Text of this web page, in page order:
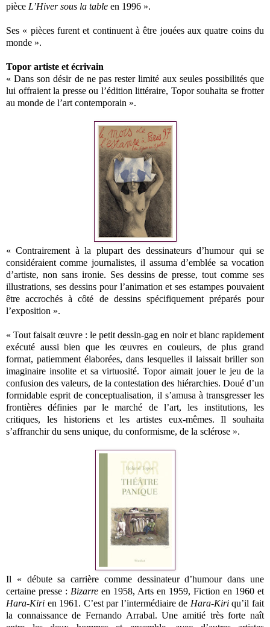
pièce L’Hiver sous la table en 1996 ».
Ses « pièces furent et continuent à être jouées aux quatre coins du
monde ».
Topor artiste et écrivain
« Dans son désir de ne pas rester limité aux seules possibilités que
lui offraient la presse ou l’édition littéraire, Topor souhaita se frotter
au monde de l’art contemporain ».
« Contrairement à la plupart des dessinateurs d’humour qui se
considéraient comme journalistes, il assuma d’emblée sa vocation
d’artiste, non sans ironie. Ses dessins de presse, tout comme ses
illustrations, ses dessins pour l’animation et ses estampes pouvaient
être accrochés à côté de dessins spécifiquement préparés pour
l’exposition ».
« Tout faisait œuvre : le petit dessin-gag en noir et blanc rapidement
exécuté aussi bien que les œuvres en couleurs, de plus grand
format, patiemment élaborées, dans lesquelles il laissait briller son
imaginaire insolite et sa virtuosité. Topor aimait jouer le jeu de la
confusion des valeurs, de la contestation des hiérarchies. Doué d’un
formidable esprit de conceptualisation, il s’amusa à transgresser les
frontières définies par le marché de l’art, les institutions, les
critiques, les historiens et les artistes eux-mêmes. Il souhaita
s’affranchir du sens unique, du conformisme, de la sclérose ».
Il « débute sa carrière comme dessinateur d’humour dans une
certaine presse : Bizarre en 1958, Arts en 1959, Fiction en 1960 et
Hara-Kiri en 1961. C’est par l’intermédiaire de Hara-Kiriqu’il fait
la connaissance de Fernando Arrabal. Une amitié très forte naît